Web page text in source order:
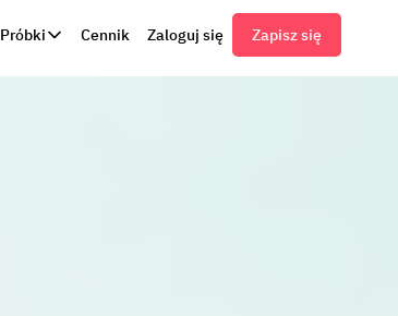
Próbki Cennik Zaloguj się Zapisz się